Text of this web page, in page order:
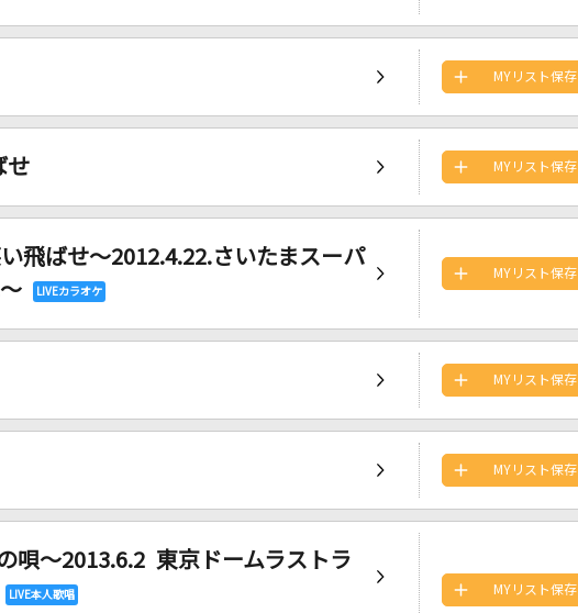
MYリスト保存
せ MYリスト保存
飛ばせ～2012.4.22.さいたまスーパ
MYリスト保存
MYリスト保存
MYリスト保存
唄～2013.6.2 東京ドームラストラ
MYリスト保存